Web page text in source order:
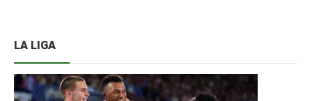
LA LIGA